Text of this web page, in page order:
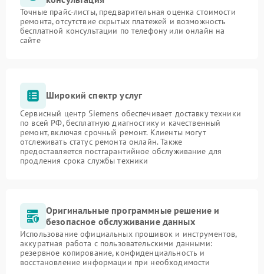
Точные прайс-листы, предварительная оценка стоимости
ремонта, отсутствие скрытых платежей и возможность
бесплатной консультации по телефону или онлайн на
сайте
Широкий спектр услуг
Сервисный центр Siemens обеспечивает доставку техники
по всей РФ, бесплатную диагностику и качественный
ремонт, включая срочный ремонт. Клиенты могут
отслеживать статус ремонта онлайн. Также
предоставляется постгарантийное обслуживание для
продления срока службы техники
Оригинальные программные решение и
безопасное обслуживание данных
Использование официальных прошивок и инструментов,
аккуратная работа с пользовательскими данными:
резервное копирование, конфиденциальность и
восстановление информации при необходимости